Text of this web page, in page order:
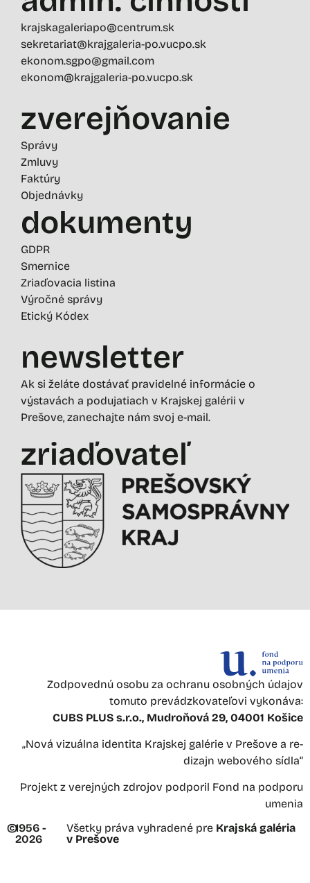
krajskagaleriapo@centrum.sk
sekretariat@krajgaleria-po.vucpo.sk
ekonom.sgpo@gmail.com
ekonom@krajgaleria-po.vucpo.sk
zverejňovanie
Správy
Zmluvy
Faktúry
Objednávky
dokumenty
GDPR
Smernice
Zriaďovacia listina
Výročné správy
Etický Kódex
newsletter
Ak si želáte dostávať pravidelné informácie o
výstavách a podujatiach v Krajskej galérii v
Prešove, zanechajte nám svoj e-mail.
zriaďovateľ
Zodpovednú osobu za ochranu osobných údajov
tomuto prevádzkovateľovi vykonáva:
CUBS PLUS s.r.o., Mudroňová 29, 04001 Košice
„Nová vizuálna identita Krajskej galérie v Prešove a re-
dizajn webového sídla“
Projekt z verejných zdrojov podporil Fond na podporu
umenia
©1956 -
2026
Všetky práva vyhradené pre Krajská galéria
v Prešove